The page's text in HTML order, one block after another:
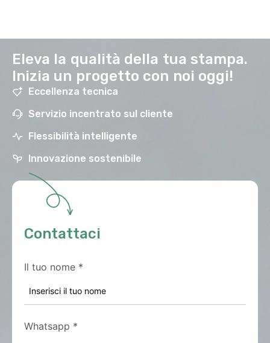
Eleva la qualità della tua stampa.
Inizia un progetto con noi oggi!
Eccellenza tecnica
Servizio incentrato sul cliente
Flessibilità intelligente
Innovazione sostenibile
Contattaci
Il tuo nome *
Whatsapp *